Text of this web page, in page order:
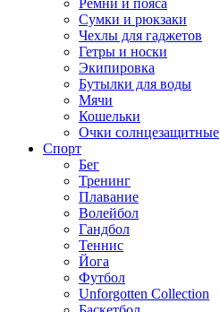
Сумки и рюкзаки
Чехлы для гаджетов
Гетры и носки
Экипировка
Бутылки для воды
Мячи
Кошельки
Очки солнцезащитные
Спорт
Бег
Тренинг
Плавание
Волейбол
Гандбол
Теннис
Йога
Футбол
Unforgotten Collection